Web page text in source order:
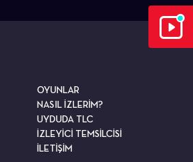
OYUNLAR
NASIL İZLERİM?
UYDUDA TLC
İZLEYİCİ TEMSİLCİSİ
İLETİŞİM